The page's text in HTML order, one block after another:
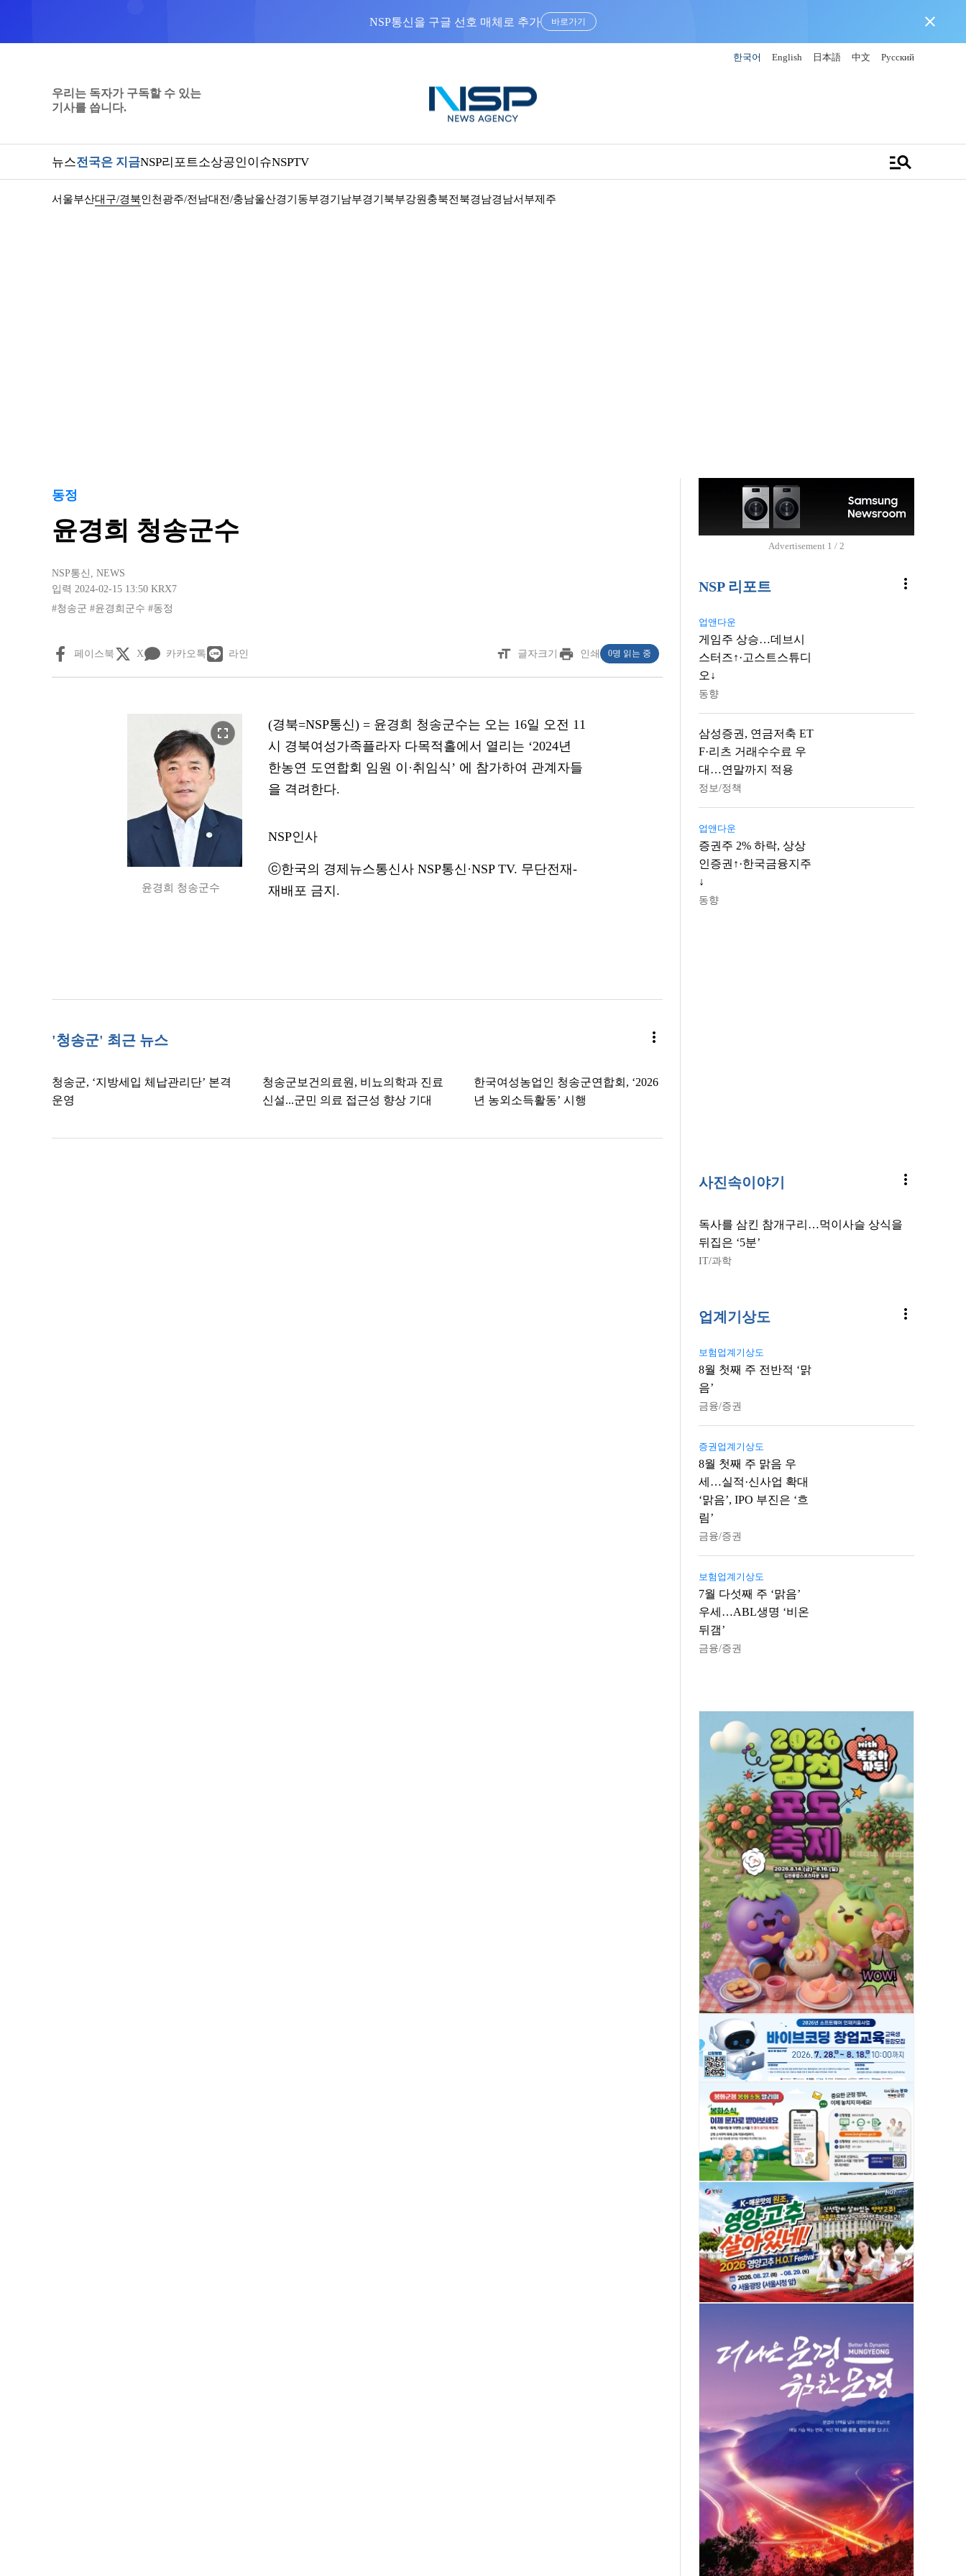
바로가기 close
한국어 English 日本語 中文 Русский
우리는 독자가 구독할 수 있는
기사를 씁니다.
뉴스전국은 지금NSP리포트소상공인이슈NSPTV manage_search
서울부산대구/경북인천 광주/전남대전/충남울산경기동부경기남부경기북부강원 충북전북경남경남서부제주
동정
윤경희 청송군수
NSP통신 , NEWS
입력 2024-02-15 13:50 KRX7
#청송군 #윤경희군수 #동정
페이스북 X 카카오톡 라인 format_size 글자크기 print 인쇄 0명 읽는 중
fullscreen
윤경희 청송군수
(경북=NSP통신) = 윤경희 청송군수는 오는 16일 오전 11
시 경북여성가족플라자 다목적홀에서 열리는 ‘2024년
한농연 도연합회 임원 이·취임식’ 에 참가하여 관계자들
을 격려한다.
NSP인사
ⓒ한국의 경제뉴스통신사 NSP통신·NSP TV. 무단전재-
재배포 금지.
'청송군' 최근 뉴스 more_vert
청송군, ‘지방세입 체납관리단’ 본격
운영
청송군보건의료원, 비뇨의학과 진료
신설...군민 의료 접근성 향상 기대
한국여성농업인 청송군연합회, ‘2026
년 농외소득활동’ 시행
Advertisement 1 / 2
NSP 리포트 more_vert
업앤다운
게임주 상승…데브시
스터즈↑·고스트스튜디
오↓
동향
삼성증권, 연금저축 ET
F·리츠 거래수수료 우
대…연말까지 적용
정보/정책
업앤다운
증권주 2% 하락, 상상
인증권↑·한국금융지주
↓
동향
사진속이야기 more_vert
독사를 삼킨 참개구리…먹이사슬 상식을
뒤집은 ‘5분’
IT/과학
업계기상도 more_vert
보험업계기상도
8월 첫째 주 전반적 ‘맑
음’
금융/증권
증권업계기상도
8월 첫째 주 맑음 우
세…실적·신사업 확대
‘맑음’, IPO 부진은 ‘흐
림’
금융/증권
보험업계기상도
7월 다섯째 주 ‘맑음’
우세…ABL생명 ‘비온
뒤갬’
금융/증권